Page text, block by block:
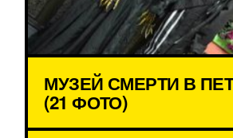
МУЗЕЙ СМЕРТИ В
(21 ФОТО)